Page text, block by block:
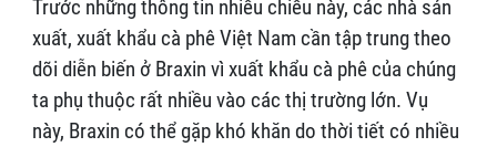
Trước những thông tin nhiều chiều này, các nhà sản
xuất, xuất khẩu cà phê Việt Nam cần tập trung theo
dõi diễn biến ở Braxin vì xuất khẩu cà phê của chúng
ta phụ thuộc rất nhiều vào các thị trường lớn. Vụ
này, Braxin có thể gặp khó khăn do thời tiết có nhiều